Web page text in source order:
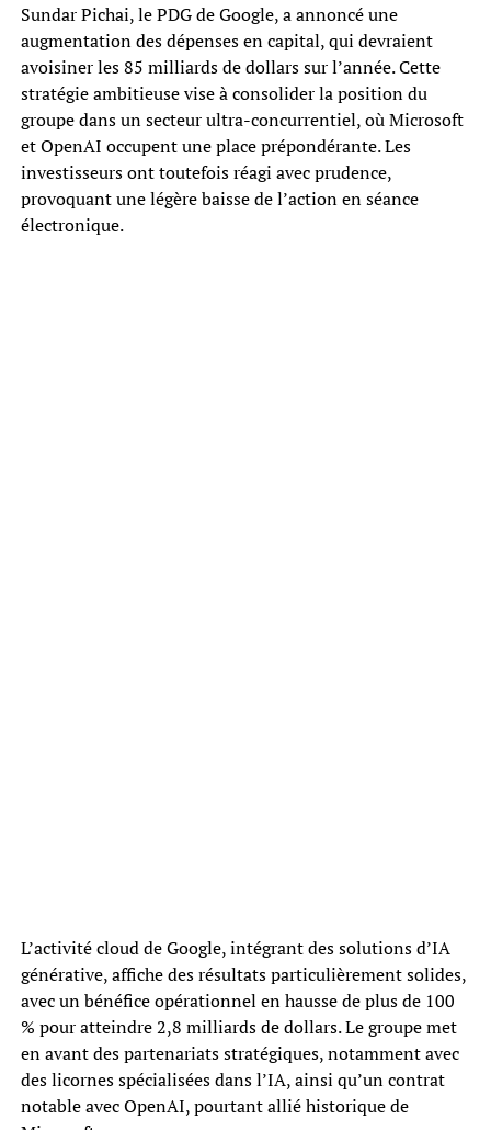
Sundar Pichai, le PDG de Google, a annoncé une
augmentation des dépenses en capital, qui devraient
avoisiner les 85 milliards de dollars sur l’année. Cette
stratégie ambitieuse vise à consolider la position du
groupe dans un secteur ultra-concurrentiel, où Microsoft
et OpenAI occupent une place prépondérante. Les
investisseurs ont toutefois réagi avec prudence,
provoquant une légère baisse de l’action en séance
électronique.
L’activité cloud de Google, intégrant des solutions d’IA
générative, affiche des résultats particulièrement solides,
avec un bénéfice opérationnel en hausse de plus de 100
% pour atteindre 2,8 milliards de dollars. Le groupe met
en avant des partenariats stratégiques, notamment avec
des licornes spécialisées dans l’IA, ainsi qu’un contrat
notable avec OpenAI, pourtant allié historique de